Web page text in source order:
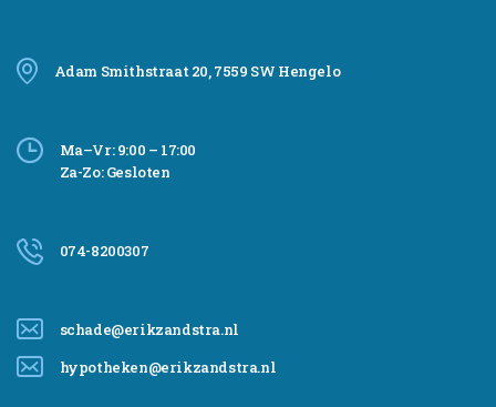
Adam Smithstraat 20, 7559 SW Hengelo
Ma–Vr: 9:00 – 17:00
Za-Zo: Gesloten
074-8200307
schade@erikzandstra.nl
hypotheken@erikzandstra.nl